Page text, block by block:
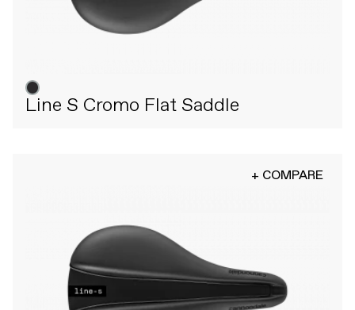
Line S Cromo Flat Saddle
+ COMPARE